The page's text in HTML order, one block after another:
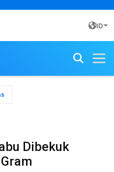
ID
Dibekuk